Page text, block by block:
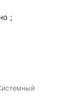
;